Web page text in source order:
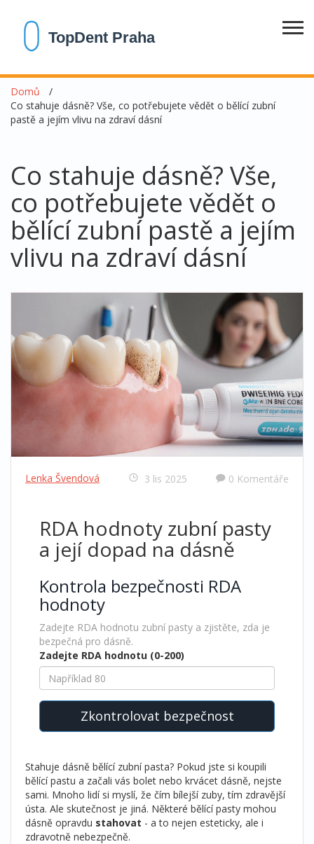
Domů
Co stahuje dásně? Vše, co potřebujete vědět o bělící zubní
pastě a jejím vlivu na zdraví dásní
Co stahuje dásně? Vše,
co potřebujete vědět o
bělící zubní pastě a jejím
vlivu na zdraví dásní
Lenka Švendová 3 lis 2025 0 Komentáře
RDA hodnoty zubní pasty
a její dopad na dásně
Kontrola bezpečnosti RDA
hodnoty
Zadejte RDA hodnotu zubní pasty a zjistěte, zda je
bezpečná pro dásně.
Zadejte RDA hodnotu (0-200)
Zkontrolovat bezpečnost
Stahuje dásně bělící zubní pasta? Pokud jste si koupili
bělící pastu a začali vás bolet nebo krvácet dásně, nejste
sami. Mnoho lidí si myslí, že čím bílejší zuby, tím zdravější
ústa. Ale skutečnost je jiná. Některé bělící pasty mohou
dásně opravdu stahovat - a to nejen esteticky, ale i
zdravotně nebezpečně.